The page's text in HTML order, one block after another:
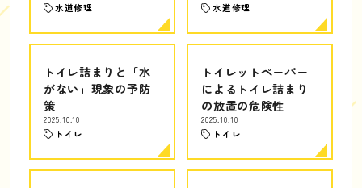
水道修理 水道修理
トイレ詰まりと「水
がない」現象の予防
策
2025.10.10
トイレ
トイレットペーパー
によるトイレ詰まり
の放置の危険性
2025.10.10
トイレ